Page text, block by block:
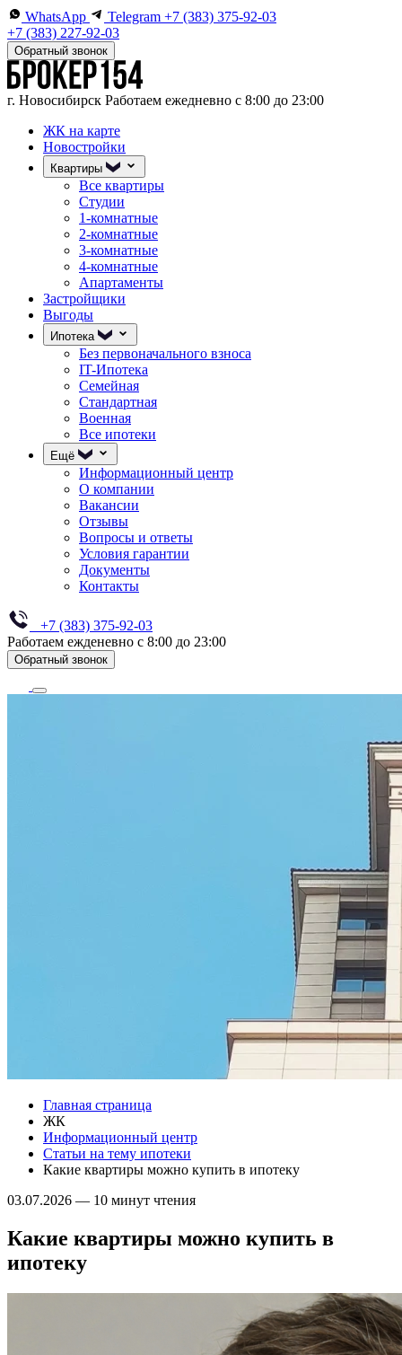
WhatsApp Telegram +7 (383) 375-92-03
+7 (383) 227-92-03
Обратный звонок
г. Новосибирск Работаем ежедневно с 8:00 до 23:00
ЖК на карте
Новостройки
Квартиры
Все квартиры
Студии
1-комнатные
2-комнатные
3-комнатные
4-комнатные
Апартаменты
Застройщики
Выгоды
Ипотека
Без первоначального взноса
IT-Ипотека
Семейная
Стандартная
Военная
Все ипотеки
Ещё
Информационный центр
О компании
Вакансии
Отзывы
Вопросы и ответы
Условия гарантии
Документы
Контакты
+7 (383) 375-92-03
Работаем ежденевно с 8:00 до 23:00
Обратный звонок
Главная страница
ЖК
Информационный центр
Статьи на тему ипотеки
Какие квартиры можно купить в ипотеку
03.07.2026 — 10 минут чтения
Какие квартиры можно купить в
ипотеку